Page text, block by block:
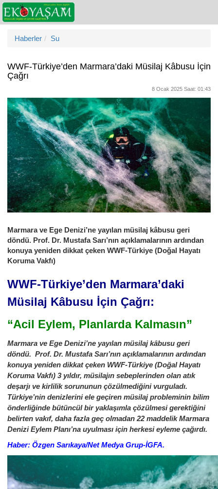
Haberler Su
WWF-Türkiye’den Marmara’daki Müsilaj Kâbusu İçin
Çağrı
8 Ocak 2025 Saat: 01:43
Marmara ve Ege Denizi’ne yayılan müsilaj kâbusu geri
döndü. Prof. Dr. Mustafa Sarı’nın açıklamalarının ardından
konuya yeniden dikkat çeken WWF-Türkiye (Doğal Hayatı
Koruma Vakfı)
WWF-Türkiye’den Marmara’daki
Müsilaj Kâbusu İçin Çağrı:
“Acil Eylem, Planlarda Kalmasın”
Marmara ve Ege Denizi’ne yayılan müsilaj kâbusu geri
döndü. Prof. Dr. Mustafa Sarı’nın açıklamalarının ardından
konuya yeniden dikkat çeken WWF-Türkiye (Doğal Hayatı
Koruma Vakfı) 3 yıldır, müsilajın sebeplerinden olan atık
deşarjı ve kirlilik sorununun çözülmediğini vurguladı.
Türkiye’nin denizlerini ele geçiren müsilaj probleminin bilim
önderliğinde bütüncül bir yaklaşımla çözülmesi gerektiğini
belirten vakıf, daha fazla geç olmadan 22 maddelik Marmara
Denizi Eylem Planı’na uyulması için herkesi eyleme çağırdı.
Haber: Özgen Sarıkaya/Net Medya Grup-İGFA.